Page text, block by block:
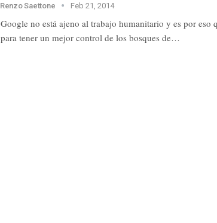
Renzo Saettone Feb 21, 2014
Google no está ajeno al trabajo humanitario y es por eso
para tener un mejor control de los bosques de…